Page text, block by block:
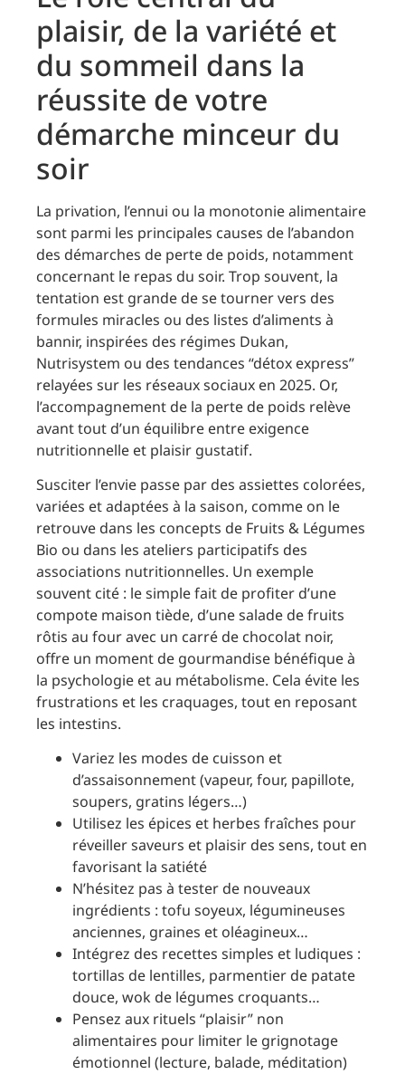
plaisir, de la variété et
du sommeil dans la
réussite de votre
démarche minceur du
soir
La privation, l’ennui ou la monotonie alimentaire
sont parmi les principales causes de l’abandon
des démarches de perte de poids, notamment
concernant le repas du soir. Trop souvent, la
tentation est grande de se tourner vers des
formules miracles ou des listes d’aliments à
bannir, inspirées des régimes Dukan,
Nutrisystem ou des tendances “détox express”
relayées sur les réseaux sociaux en 2025. Or,
l’accompagnement de la perte de poids relève
avant tout d’un équilibre entre exigence
nutritionnelle et plaisir gustatif.
Susciter l’envie passe par des assiettes colorées,
variées et adaptées à la saison, comme on le
retrouve dans les concepts de Fruits & Légumes
Bio ou dans les ateliers participatifs des
associations nutritionnelles. Un exemple
souvent cité : le simple fait de profiter d’une
compote maison tiède, d’une salade de fruits
rôtis au four avec un carré de chocolat noir,
offre un moment de gourmandise bénéfique à
la psychologie et au métabolisme. Cela évite les
frustrations et les craquages, tout en reposant
les intestins.
Variez les modes de cuisson et
d’assaisonnement (vapeur, four, papillote,
soupers, gratins légers…)
Utilisez les épices et herbes fraîches pour
réveiller saveurs et plaisir des sens, tout en
favorisant la satiété
N’hésitez pas à tester de nouveaux
ingrédients : tofu soyeux, légumineuses
anciennes, graines et oléagineux…
Intégrez des recettes simples et ludiques :
tortillas de lentilles, parmentier de patate
douce, wok de légumes croquants…
Pensez aux rituels “plaisir” non
alimentaires pour limiter le grignotage
émotionnel (lecture, balade, méditation)